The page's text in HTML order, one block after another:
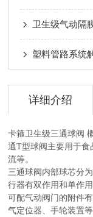
卫生级气动隔
塑料管路系统
详细介绍
卡箍卫生级三通球阀
通T型球阀主要用于
流等。
三通球阀内部球芯分
行器有双作用和单作用
可配气动阀门的附件
气定位器、手轮装置等